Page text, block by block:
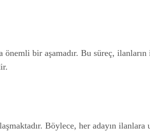
önemli bir aşamadır. Bu süreç,
Böylece, her adayın ilanlara